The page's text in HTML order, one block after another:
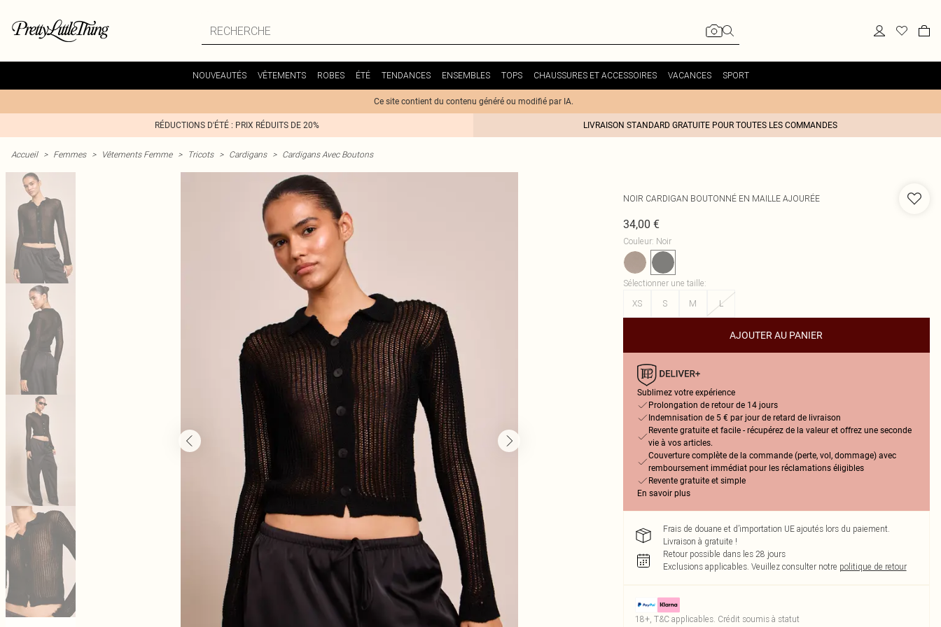
NOUVEAUTÉS VÊTEMENTS ROBES ÉTÉ TENDANCES ENSEMBLES TOPS CHAUSSURES ET ACCESSOIRES VACANCES SPORT
Ce site contient du contenu généré ou modifié par IA.
RÉDUCTIONS D'ÉTÉ : PRIX RÉDUITS DE 20% LIVRAISON STANDARD GRATUITE POUR TOUTES LES COMMANDES
Accueil > Femmes > Vêtements Femme > Tricots > Cardigans > Cardigans Avec Boutons
NOIR CARDIGAN BOUTONNÉ EN MAILLE AJOURÉE
34,00 €
Couleur: Noir
Sélectionner une taille:
XS
S M L
AJOUTER AU PANIER
Sublimez votre expérience
Prolongation de retour de 14 jours
Indemnisation de 5 € par jour de retard de livraison
Revente gratuite et facile - récupérez de la valeur et offrez une seconde
vie à vos articles.
Couverture complète de la commande (perte, vol, dommage) avec
remboursement immédiat pour les réclamations éligibles
Revente gratuite et simple
En savoir plus
Frais de douane et d’importation UE ajoutés lors du paiement.
Livraison à gratuite !
Retour possible dans les 28 jours
Exclusions applicables. Veuillez consulter notre politique de retour
18+, T&C applicables. Crédit soumis à statut